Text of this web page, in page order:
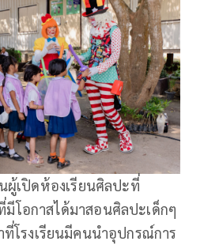
ผู้เปิดห้องเรียนศิลปะที่
มีโอกาสได้มาสอนศิลปะเด็กๆ
โรงเรียนมีคนนำอุปกรณ์การ